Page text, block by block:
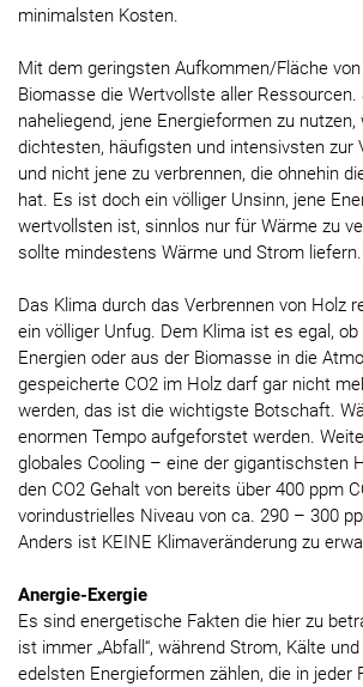
minimalsten Kosten.
Mit dem geringsten Aufkommen/Fläche
Biomasse die Wertvollste aller
naheliegend, jene Energieformen zu
dichtesten, häufigsten und intensivsten zur
und nicht jene zu verbrennen, die ohnehin
hat. Es ist doch ein völliger Unsinn, jene
wertvollsten ist, sinnlos nur für Wärme zu
sollte mindestens Wärme und Strom liefern.
Das Klima durch das Verbrennen von Holz
ein völliger Unfug. Dem Klima ist es egal,
Energien oder aus der Biomasse in die
gespeicherte CO2 im Holz darf gar nicht
werden, das ist die wichtigste Botschaft.
enormen Tempo aufgeforstet werden.
globales Cooling – eine der gigantischsten
den CO2 Gehalt von bereits über 400 ppm
vorindustrielles Niveau von ca. 290 – 300
Anders ist KEINE Klimaveränderung zu
Anergie-Exergie
Es sind energetische Fakten die hier zu
ist immer „Abfall“, während Strom, Kälte
edelsten Energieformen zählen, die in jeder